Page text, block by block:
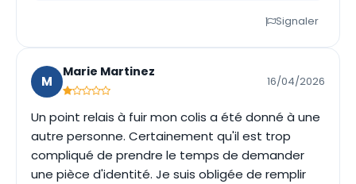
Signaler
M
Marie Martinez
16/04/2026
Un point relais à fuir mon colis a été donné à une
autre personne. Certainement qu'il est trop
compliqué de prendre le temps de demander
une pièce d'identité. Je suis obligée de remplir